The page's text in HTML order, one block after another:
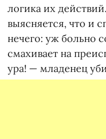
логика их
выясняется, что и
нечего: уж больно
смахивает на
ура! — младенец